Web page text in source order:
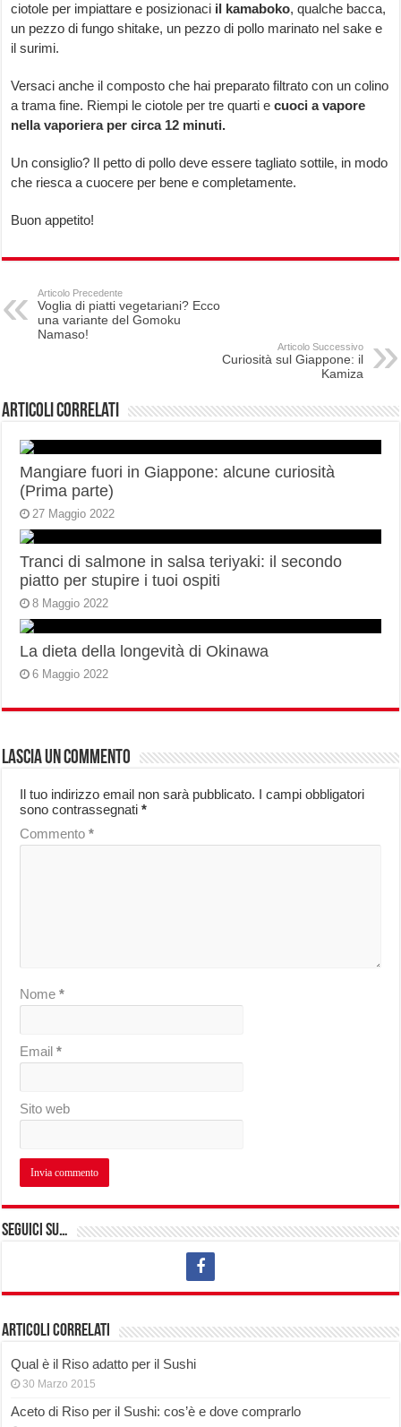
ciotole per impiattare e posizionaci il kamaboko, qualche bacca,
un pezzo di fungo shitake, un pezzo di pollo marinato nel sake e
il surimi.
Versaci anche il composto che hai preparato filtrato con un colino
a trama fine. Riempi le ciotole per tre quarti ecuoci a vapore
nella vaporiera per circa 12 minuti.
Un consiglio? Il petto di pollo deve essere tagliato sottile, in modo
che riesca a cuocere per bene e completamente.
Buon appetito!
Articolo Precedente
Voglia di piatti vegetariani? Ecco
una variante del Gomoku
Namaso!
Articolo Successivo
Curiosità sul Giappone: il
Kamiza
Articoli correlati
Mangiare fuori in Giappone: alcune curiosità
(Prima parte)
27 Maggio 2022
Tranci di salmone in salsa teriyaki: il secondo
piatto per stupire i tuoi ospiti
8 Maggio 2022
La dieta della longevità di Okinawa
6 Maggio 2022
Lascia un commento
Il tuo indirizzo email non sarà pubblicato. I campi obbligatori
sono contrassegnati*
Commento*
Nome*
Email*
Sito web
Seguici su…
Articoli correlati
Qual è il Riso adatto per il Sushi
30 Marzo 2015
Aceto di Riso per il Sushi: cos’è e dove comprarlo